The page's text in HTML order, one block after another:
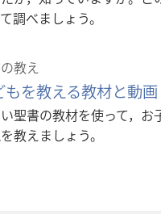
調べましょう。
教え
もを教える教材と動画
聖書の教材を使って，お
教えましょう。